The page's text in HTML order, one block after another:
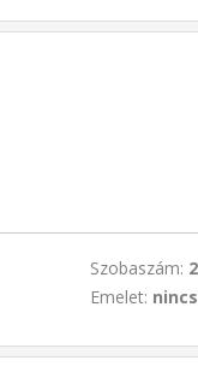
Szobaszám: 2
Emelet: